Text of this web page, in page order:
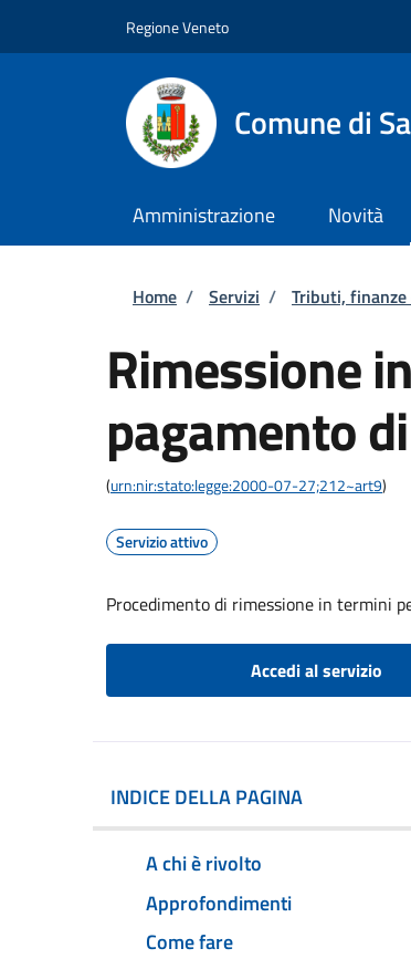
Regione Veneto
Comune di
Amministrazione Novità
Briciole di
Home / Servizi / Tributi,
Rimessione
pagamento
(urn:nir:stato:legge:2000-07-27;212~art9)
Servizio attivo
Procedimento di rimessione in termini
Accedi al servizio
INDICE DELLA PAGINA
A chi è rivolto
Approfondimenti
Come fare